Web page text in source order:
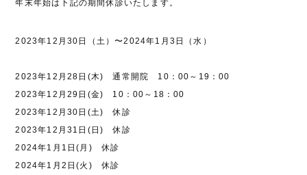
年末年始は下記の期間休診いたします。
2023年12月30日（土）〜2024年1月3日（水）
2023年12月28日(木) 通常開院 10：00～19：00
2023年12月29日(金) 10：00～18：00
2023年12月30日(土) 休診
2023年12月31日(日) 休診
2024年1月1日(月) 休診
2024年1月2日(火) 休診